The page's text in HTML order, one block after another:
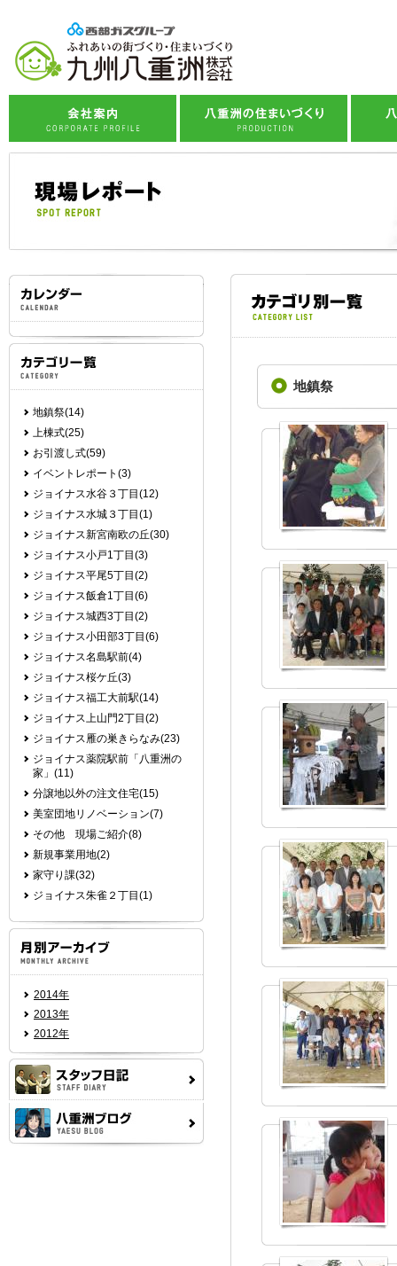
会社概要
社会貢献活動
スタッフ紹介
子育て応援プロジェクト
地鎮祭
地鎮祭(14)
上棟式(25)
お引渡し式(59)
イベントレポート(3)
ジョイナス水谷３丁目(12)
ジョイナス水城３丁目(1)
ジョイナス新宮南欧の丘(30)
ジョイナス小戸1丁目(3)
ジョイナス平尾5丁目(2)
ジョイナス飯倉1丁目(6)
ジョイナス城西3丁目(2)
ジョイナス小田部3丁目(6)
ジョイナス名島駅前(4)
ジョイナス桜ケ丘(3)
ジョイナス福工大前駅(14)
ジョイナス上山門2丁目(2)
ジョイナス雁の巣きらなみ(23)
ジョイナス薬院駅前「八重洲の
家」(11)
分譲地以外の注文住宅(15)
美室団地リノベーション(7)
その他 現場ご紹介(8)
新規事業用地(2)
家守り課(32)
ジョイナス朱雀２丁目(1)
2014年
2013年
2012年